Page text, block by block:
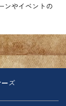
ンやイベントの
ズ